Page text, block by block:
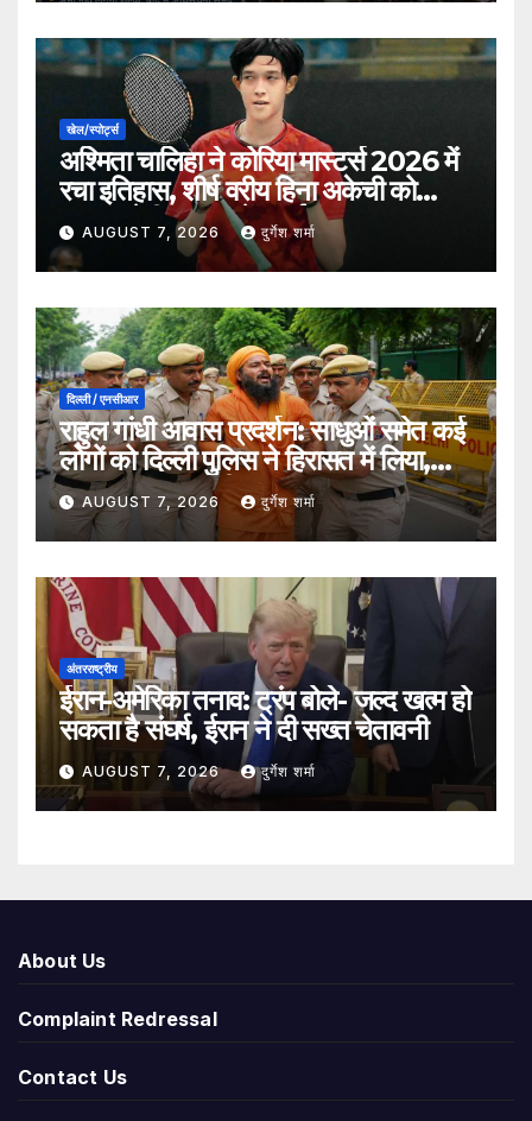
खेल/स्पोर्ट्स
अश्मिता चालिहा ने कोरिया मास्टर्स 2026 में
रचा इतिहास, शीर्ष वरीय हिना अकेची को
हराकर सेमीफाइनल में बनाई जगह
AUGUST 7, 2026 दुर्गेश शर्मा
दिल्ली / एनसीआर
राहुल गांधी आवास प्रदर्शन: साधुओं समेत कई
लोगों को दिल्ली पुलिस ने हिरासत में लिया,
सुरक्षा व्यवस्था कड़ी
AUGUST 7, 2026 दुर्गेश शर्मा
अंतरराष्ट्रीय
ईरान-अमेरिका तनाव: ट्रंप बोले- जल्द खत्म हो
सकता है संघर्ष, ईरान ने दी सख्त चेतावनी
AUGUST 7, 2026 दुर्गेश शर्मा
About Us
Complaint Redressal
Contact Us